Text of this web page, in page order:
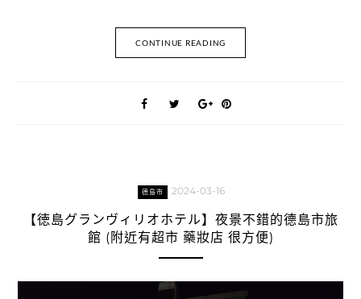
CONTINUE READING
德島市 2024-03-16
【徳島グランヴィリオホテル】夜景不錯的德島市旅
館 (附近有超市 藥妝店 很方便)